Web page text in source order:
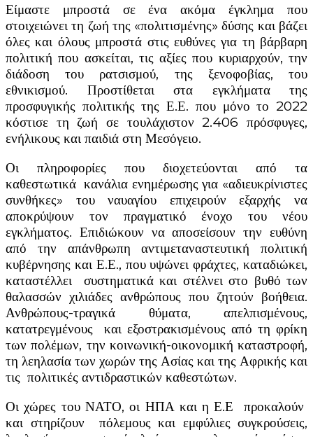
Είμαστε μπροστά σε ένα ακόμα έγκλημα που
στοιχειώνει τη ζωή της «πολιτισμένης» δύσης και βάζει
όλες και όλους μπροστά στις ευθύνες για τη βάρβαρη
πολιτική που ασκείται, τις αξίες που κυριαρχούν, την
διάδοση του ρατσισμού, της ξενοφοβίας, του
εθνικισμού. Προστίθεται στα εγκλήματα της
προσφυγικής πολιτικής της Ε.Ε. που μόνο το 2022
κόστισε τη ζωή σε τουλάχιστον 2.406 πρόσφυγες,
ενήλικους και παιδιά στη Μεσόγειο.
Οι πληροφορίες που διοχετεύονται από τα
καθεστωτικά κανάλια ενημέρωσης για «αδιευκρίνιστες
συνθήκες» του ναυαγίου επιχειρούν εξαρχής να
αποκρύψουν τον πραγματικό ένοχο του νέου
εγκλήματος. Επιδιώκουν να αποσείσουν την ευθύνη
από την απάνθρωπη αντιμεταναστευτική πολιτική
κυβέρνησης και Ε.Ε., που υψώνει φράχτες, καταδιώκει,
καταστέλλει συστηματικά και στέλνει στο βυθό των
θαλασσών χιλιάδες ανθρώπους που ζητούν βοήθεια.
Ανθρώπους-τραγικά θύματα, απελπισμένους,
κατατρεγμένους και εξοστρακισμένους από τη φρίκη
των πολέμων, την κοινωνική-οικονομική καταστροφή,
τη λεηλασία των χωρών της Ασίας και της Αφρικής και
τις πολιτικές αντιδραστικών καθεστώτων.
Οι χώρες του ΝΑΤΟ, οι ΗΠΑ και η Ε.Ε προκαλούν
και στηρίζουν πόλεμους και εμφύλιες συγκρούσεις,